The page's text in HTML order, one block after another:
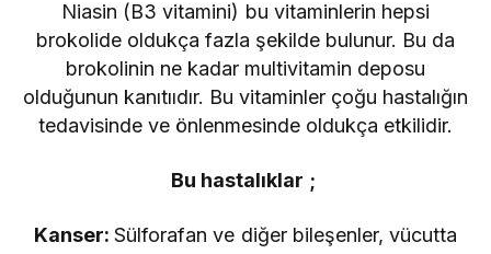
Niasin (B3 vitamini) bu vitaminlerin hepsi
brokolide oldukça fazla şekilde bulunur. Bu da
brokolinin ne kadar multivitamin deposu
olduğunun kanıtııdır. Bu vitaminler çoğu hastalığın
tedavisinde ve önlenmesinde oldukça etkilidir.
Bu hastalıklar ;
Kanser:Sülforafan ve diğer bileşenler, vücutta